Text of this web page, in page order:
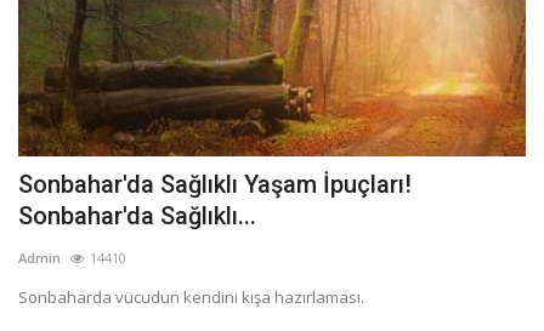
Sonbahar'da Sağlıklı Yaşam İpuçları!
Sonbahar'da Sağlıklı...
Admin 14410
Sonbaharda vücudun kendini kışa hazırlaması.